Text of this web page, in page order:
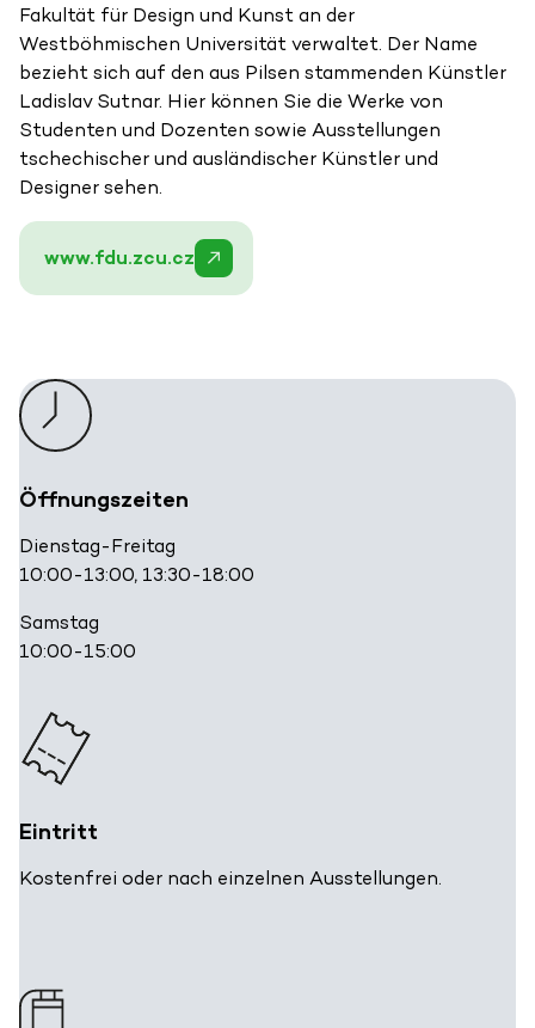
Fakultät für Design und Kunst an der
Westböhmischen Universität verwaltet. Der Name
bezieht sich auf den aus Pilsen stammenden Künstler
Ladislav Sutnar. Hier können Sie die Werke von
Studenten und Dozenten sowie Ausstellungen
tschechischer und ausländischer Künstler und
Designer sehen.
www.fdu.zcu.cz
Öffnungszeiten
Dienstag-Freitag
10:00-13:00, 13:30-18:00
Samstag
10:00-15:00
Eintritt
Kostenfrei oder nach einzelnen Ausstellungen.